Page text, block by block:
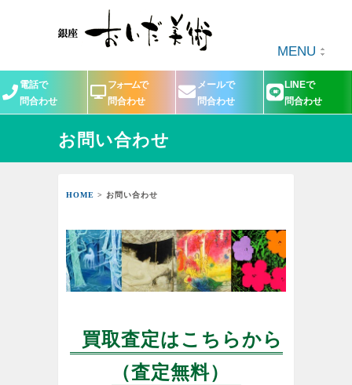
MENU
電話で
問合わせ
フォームで
問合わせ
メールで
問合わせ
LINEで
問合わせ
お問い合わせ
HOME > お問い合わせ
買取査定はこちらから
（査定無料）